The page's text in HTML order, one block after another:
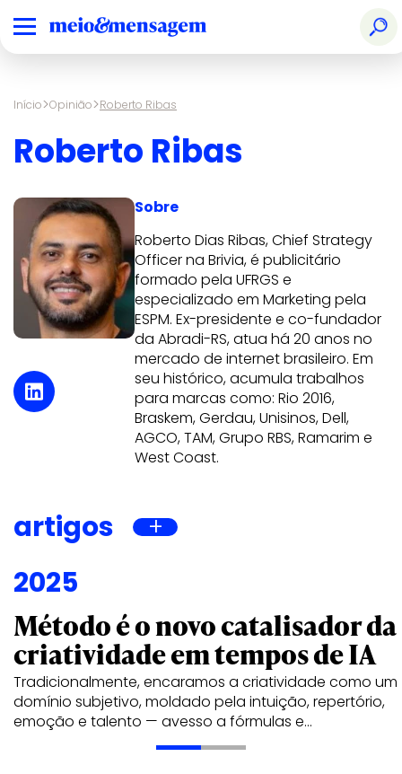
Início>Opinião>Roberto Ribas
Roberto Ribas
Sobre
Roberto Dias Ribas, Chief Strategy
Officer na Brivia, é publicitário
formado pela UFRGS e
especializado em Marketing pela
ESPM. Ex-presidente e co-fundador
da Abradi-RS, atua há 20 anos no
mercado de internet brasileiro. Em
seu histórico, acumula trabalhos
para marcas como: Rio 2016,
Braskem, Gerdau, Unisinos, Dell,
AGCO, TAM, Grupo RBS, Ramarim e
West Coast.
artigos
2025
Método é o novo catalisador da
criatividade em tempos de IA
Tradicionalmente, encaramos a criatividade como um
domínio subjetivo, moldado pela intuição, repertório,
emoção e talento — avesso a fórmulas e…